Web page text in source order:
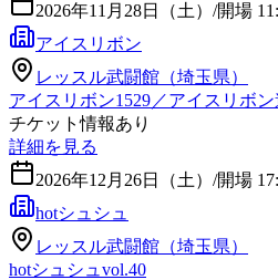
2026年11月28日（土） /開場
アイスリボン
レッスル武闘館（埼玉県）
アイスリボン1529／アイスリボ
チケット情報あり
詳細を見る
2026年12月26日（土） /開場
hotシュシュ
レッスル武闘館（埼玉県）
hotシュシュvol.40